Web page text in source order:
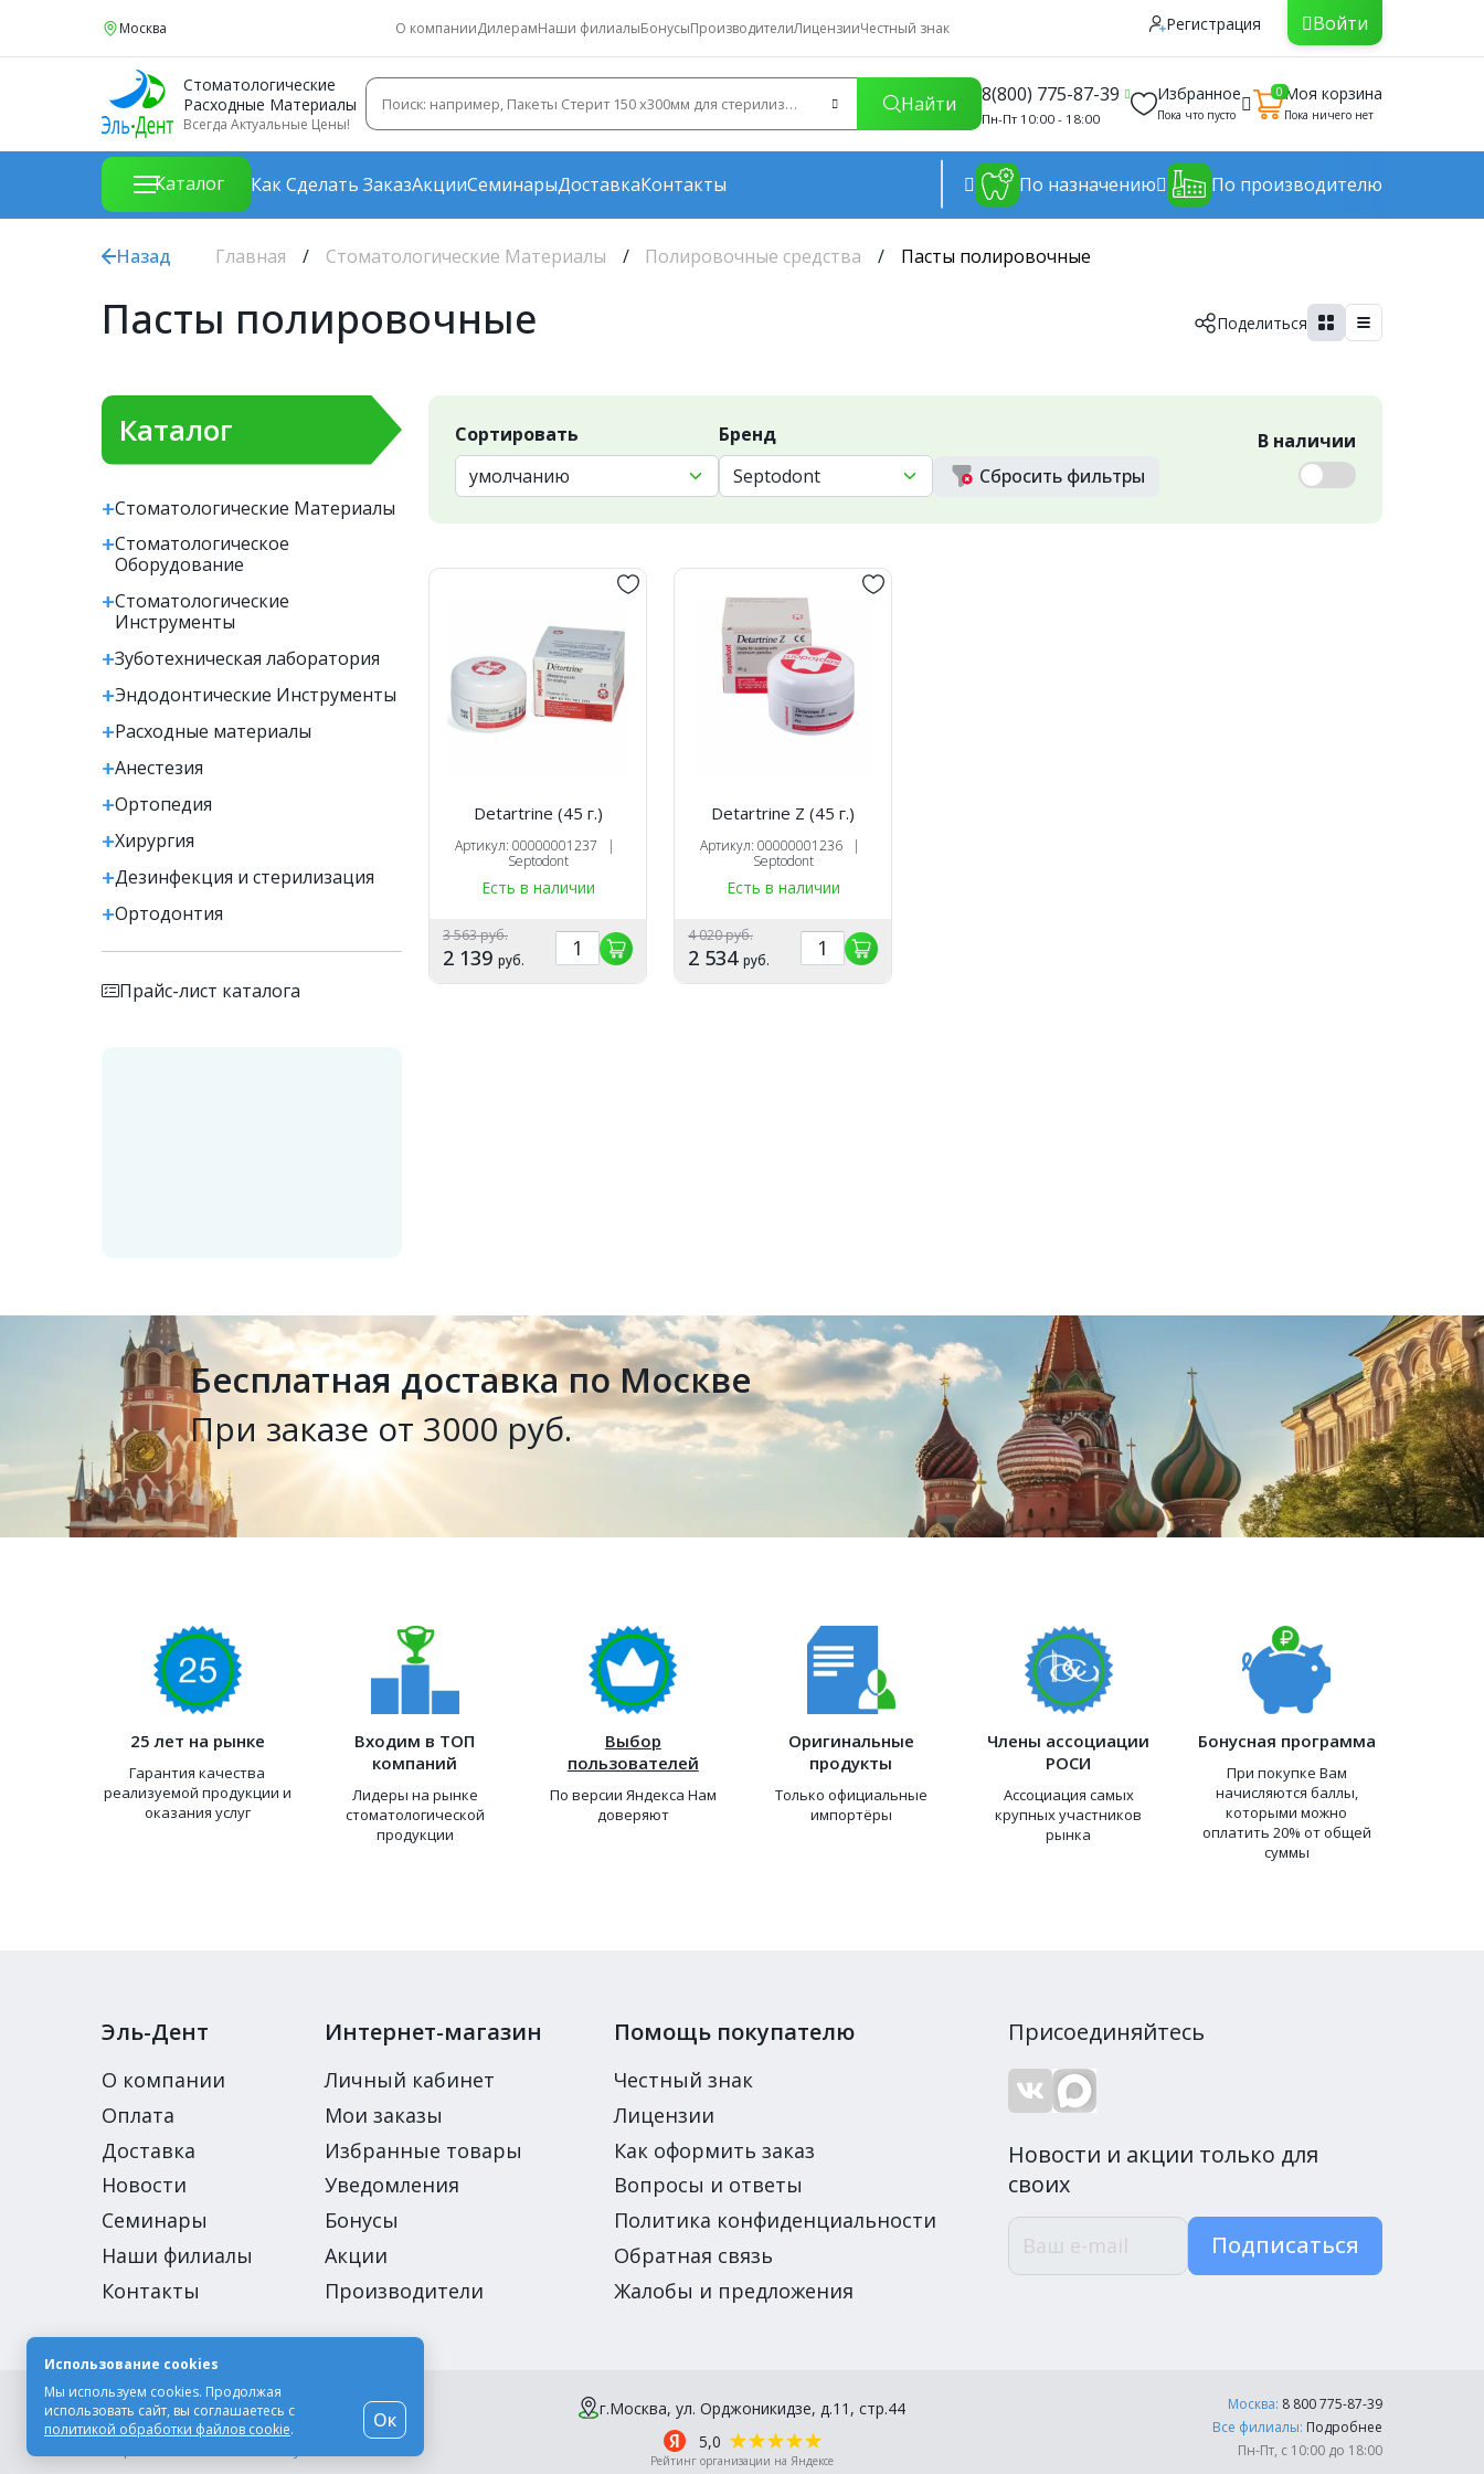
Москва О компанииДилерамНаши филиалыБонусыПроизводителиЛицензииЧестный знак Регистрация Войти
Стоматологические
Расходные Материалы
Всегда Актуальные Цены!
Найти 8(800) 775-87-39
Пн-Пт 10:00 - 18:00
Избранное
Пока что пусто
0Моя корзина
Пока ничего нет
Каталог Как Сделать ЗаказАкцииСеминарыДоставкаКонтакты По назначению По производителю
Назад Главная Стоматологические Материалы Полировочные средства Пасты полировочные
Пасты полировочные Поделиться
Каталог
Стоматологические Материалы
Стоматологическое
Оборудование
Стоматологические
Инструменты
Зуботехническая лаборатория
Эндодонтические Инструменты
Расходные материалы
Анестезия
Ортопедия
Хирургия
Дезинфекция и стерилизация
Ортодонтия
Прайс-лист каталога
Сортировать
Бренд
Сброситьфильтры
В наличии
Detartrine (45 г.)
Артикул: 00000001237 |
Septodont
Есть в наличии
3 563 руб.
2 139 руб.
Detartrine Z (45 г.)
Артикул: 00000001236 |
Septodont
Есть в наличии
4 020 руб.
2 534 руб.
Бесплатная доставка по Москве
При заказе от 3000 руб.
25 лет на рынке
Гарантия качества
реализуемой продукции и
оказания услуг
Входим в ТОП
компаний
Лидеры на рынке
стоматологической
продукции
Выбор
пользователей
По версии Яндекса Нам
доверяют
Оригинальные
продукты
Только официальные
импортёры
Члены ассоциации
РОСИ
Ассоциация самых
крупных участников
рынка
Бонусная программа
При покупке Вам
начисляются баллы,
которыми можно
оплатить 20% от общей
суммы
Эль-Дент
О компании
Оплата
Доставка
Новости
Семинары
Наши филиалы
Контакты
Интернет-магазин
Личный кабинет
Мои заказы
Избранные товары
Уведомления
Бонусы
Акции
Производители
Помощь покупателю
Честный знак
Лицензии
Как оформить заказ
Вопросы и ответы
Политика конфиденциальности
Обратная связь
Жалобы и предложения
Присоединяйтесь
Новости и акции только для
своих
Подписаться
© Компания «Эль-Дент», 2003-2026
Цены на сайте не являются публичной офертой
г.Москва, ул. Орджоникидзе, д.11, стр.44
5,0
Рейтинг организации на Яндексе
Москва: 8 800 775-87-39
Все филиалы: Подробнее
Пн-Пт, с 10:00 до 18:00
Использование cookies
Мы используем cookies. Продолжая
использовать сайт, вы соглашаетесь с
политикой обработки файлов cookie. Ок